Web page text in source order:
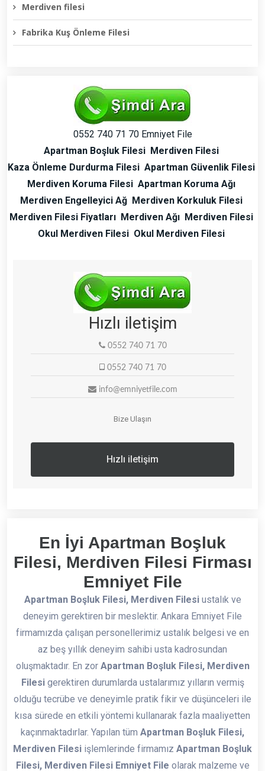
Merdiven filesi
Fabrika Kuş Önleme Filesi
0552 740 71 70 Emniyet File
Apartman Boşluk Filesi Merdiven Filesi
Kaza Önleme Durdurma Filesi Apartman Güvenlik Filesi
Merdiven Koruma Filesi Apartman Koruma Ağı
Merdiven Engelleyici Ağ Merdiven Korkuluk Filesi
Merdiven Filesi Fiyatları Merdiven Ağı Merdiven Filesi
Okul Merdiven Filesi Okul Merdiven Filesi
Hızlı iletişim
0552 740 71 70
0552 740 71 70
info@emniyetfile.com
Bize Ulaşın
Hızlı iletişim
En İyi Apartman Boşluk
Filesi, Merdiven Filesi Firması
Emniyet File
Apartman Boşluk Filesi, Merdiven Filesiustalık ve
deneyim gerektiren bir meslektir. Ankara Emniyet File
firmamızda çalışan personellerimiz ustalık belgesi ve en
az beş yıllık deneyim sahibi usta kadrosundan
oluşmaktadır. En zor Apartman Boşluk Filesi, Merdiven
Filesigerektiren durumlarda ustalarımız yılların vermiş
olduğu tecrübe ve deneyimle pratik fikir ve düşünceleri ile
kısa sürede en etkili yöntemi kullanarak fazla maaliyetten
kaçınmaktadırlar. Yapılan tüm Apartman Boşluk Filesi,
Merdiven Filesi işlemlerinde firmamız Apartman Boşluk
Filesi, Merdiven Filesi Emniyet File olarak malzeme ve